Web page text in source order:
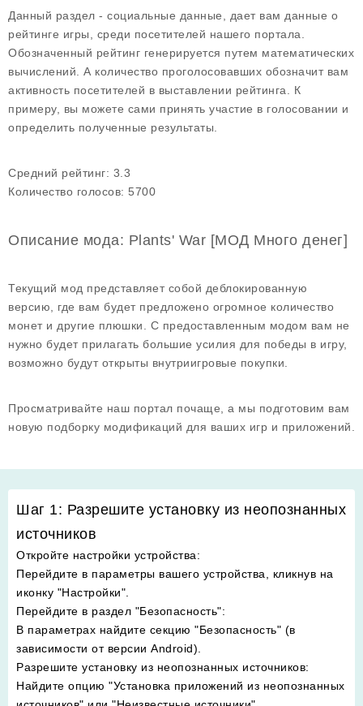
Данный раздел - социальные данные, дает вам данные о
рейтинге игры, среди посетителей нашего портала.
Обозначенный рейтинг генерируется путем математических
вычислений. А количество проголосовавших обозначит вам
активность посетителей в выставлении рейтинга. К
примеру, вы можете сами принять участие в голосовании и
определить полученные результаты.
Средний рейтинг: 3.3
Количество голосов: 5700
Описание мода: Plants' War [МОД Много денег]
Текущий мод представляет собой деблокированную
версию, где вам будет предложено огромное количество
монет и другие плюшки. С предоставленным модом вам не
нужно будет прилагать большие усилия для победы в игру,
возможно будут открыты внутриигровые покупки.
Просматривайте наш портал почаще, а мы подготовим вам
новую подборку модификаций для ваших игр и приложений.
Шаг 1: Разрешите установку из неопознанных
источников
Откройте настройки устройства:
Перейдите в параметры вашего устройства, кликнув на
иконку "Настройки".
Перейдите в раздел "Безопасность":
В параметрах найдите секцию "Безопасность" (в
зависимости от версии Android).
Разрешите установку из неопознанных источников:
Найдите опцию "Установка приложений из неопознанных